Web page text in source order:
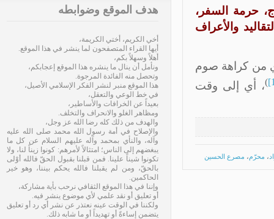
حرمة السفر،
والأعراف
من كراهة صوم
)، أي إلى وقت
محرّم،مصرع الحسين
هدف الموقع وضوابطه
أخي الكريم، أختي الكريمة،
أيها القراء المتصفحون لما ينشر في هذا الموقع.
أهلاً وسهلاً بكم،
ونأمل أن ينال ما ينشره هذا الموقع إعجابكم،
وتحصل منه الفائدة المرجوة.
هذا الموقع منبر لنشر الفكر الإسلامي الأصيل،
في خط الوعي والتعقل،
بعيداً عن الخرافات والأساطير،
ومظاهر الغلو والانحراف والتخلف.
والهدف من ذلك كله رضا الله عز وجل،
والإصلاح في أمة رسول الله محمد صلى الله عليه
وآله، والنأي بمحمد وآله عليهم السلام عن كل ما
يبغضهم إلى الناس؛ امتثالاً لأمرهم: كونوا زيناً لنا، ولا
تكونوا شيناً علينا. فمن قبلنا بقبول الحقّ فالله أوْلى
بالحقّ، ومن لم يقبلنا فالله يحكم بيننا، وهو خير
الحاكمين.
وإننا في هذا الموقع الثقافي نرحب بأية مشاركة،
أو تعليق أو نقد علمي لأي موضوع ينشر فيه.
ولكننا في الوقت عينه نعتذر عن نشر أي رد أو تعليق
يتضمن إساءةً أو تهديداً أو ما شابه ذلك.